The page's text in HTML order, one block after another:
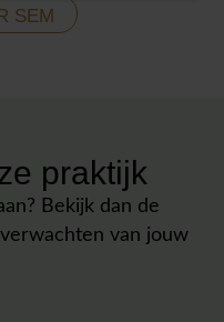
SEM
praktijk
Bekijk dan de
van jouw